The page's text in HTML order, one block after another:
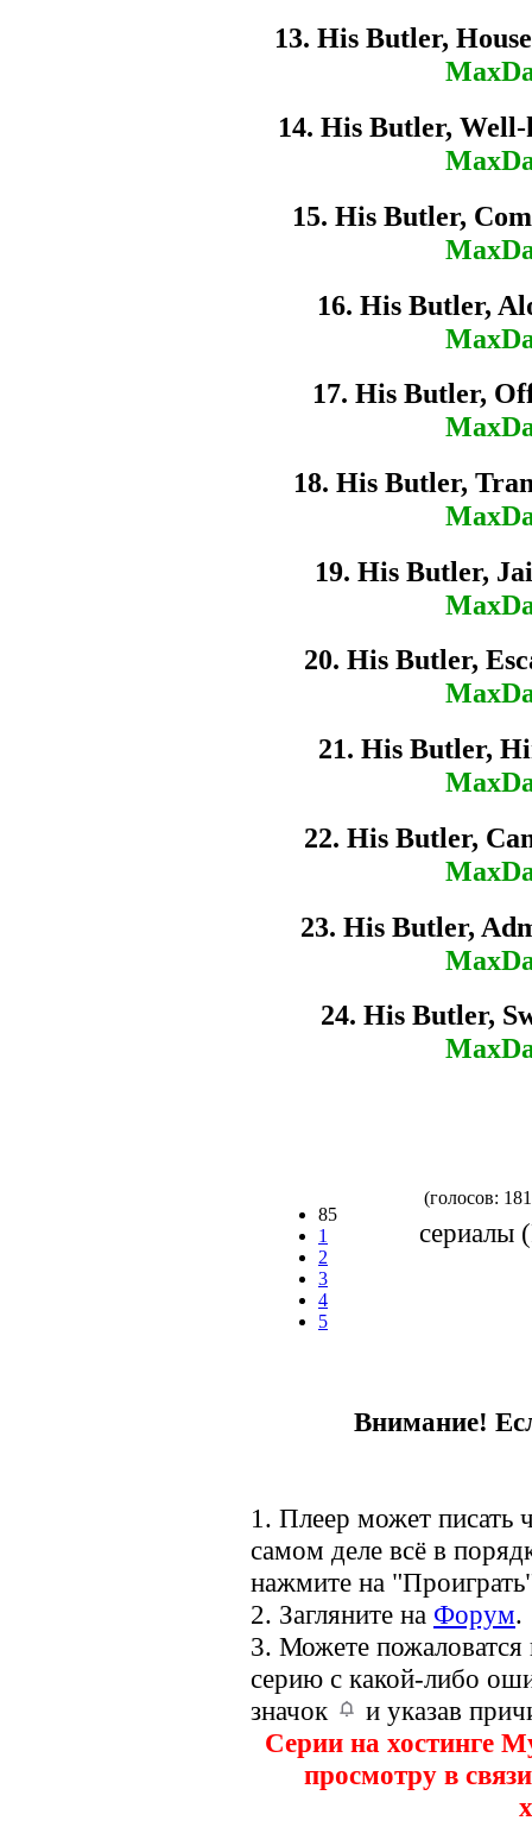
13. His Butler,
14. His Butler,
15. His Butler,
16. His Butler,
17. His Butler,
18. His Butler,
19. His Butler,
20. His Butler,
21. His Butler,
22. His Butler,
23. His Butler,
24. His Butler,
85
1
2
3
4
5
(голосов:
сериалы
Внимание!
1. Плеер может писать
самом деле всё в
нажмите на
2. Загляните на Форум.
3. Можете
серию с какой-либо
значок
и указав
Серии на хостинге
просмотру в